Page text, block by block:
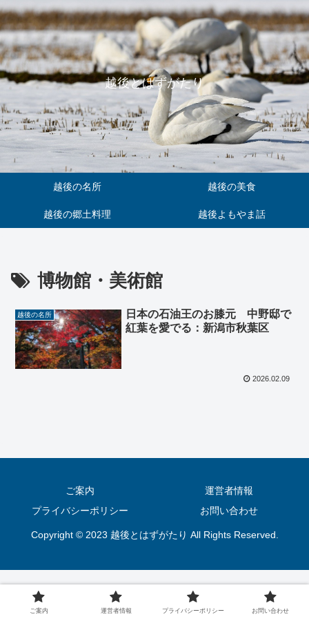
越後とはずがたり
越後の名所 越後の美食
越後の郷土料理 越後よもやま話
博物館・美術館
越後の名所
日本の石油王のお膝元 中野邸で
紅葉を愛でる：新潟市秋葉区
2026.02.09
ご案内
運営者情報
プライバシーポリシー
お問い合わせ
Copyright © 2023 越後とはずがたり All Rights Reserved.
ご案内 運営者情報 プライバシーポリシー お問い合わせ